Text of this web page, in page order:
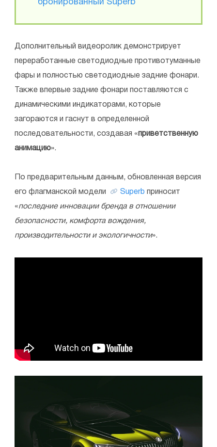
бронированный Superb
Дополнительный видеоролик демонстрирует
переработанные светодиодные противотуманные
фары и полностью светодиодные задние фонари.
Также впервые задние фонари поставляются с
динамическими индикаторами, которые
загораются и гаснут в определенной
последовательности, создавая «приветственную
анимацию».
По предварительным данным, обновленная версия
его флагманской модели Superb приносит
«последние инновации бренда в отношении
безопасности, комфорта вождения,
производительности и экологичности».